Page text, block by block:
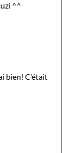
^^
bien! C’était